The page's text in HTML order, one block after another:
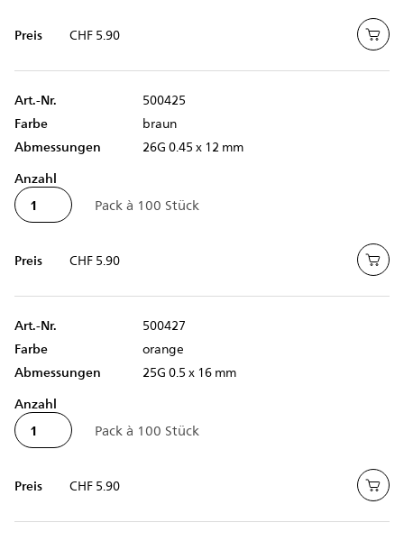
Preis CHF 5.90
Art.-Nr.
500425
Farbe
braun
Abmessungen
26G 0.45 x 12 mm
Anzahl
Preis CHF 5.90
Art.-Nr.
500427
Farbe
orange
Abmessungen
25G 0.5 x 16 mm
Anzahl
Preis CHF 5.90